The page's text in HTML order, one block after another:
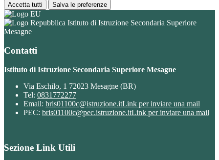
Accetta tutti Salva le preferenze
Istituto di Istruzione Secondaria Superiore
Mesagne
Contatti
Istituto di Istruzione Secondaria Superiore Mesagne
Via Eschilo, 1 72023 Mesagne (BR)
Tel: 0831772277
Email: bris01100c@istruzione.itLink per inviare una mail
PEC: bris01100c@pec.istruzione.itLink per inviare una mail
Sezione Link Utili